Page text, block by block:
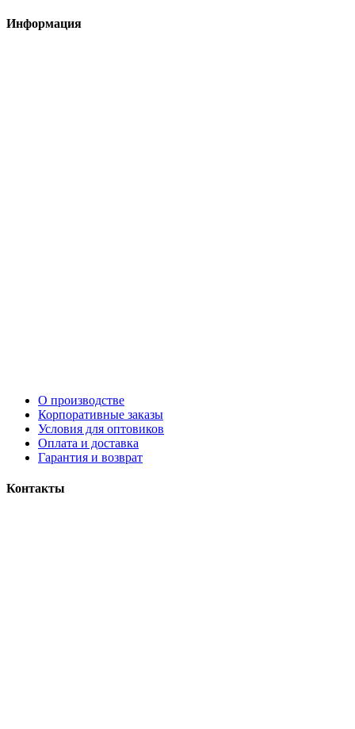
Информация
О производстве
Корпоративные заказы
Условия для оптовиков
Оплата и доставка
Гарантия и возврат
Контакты